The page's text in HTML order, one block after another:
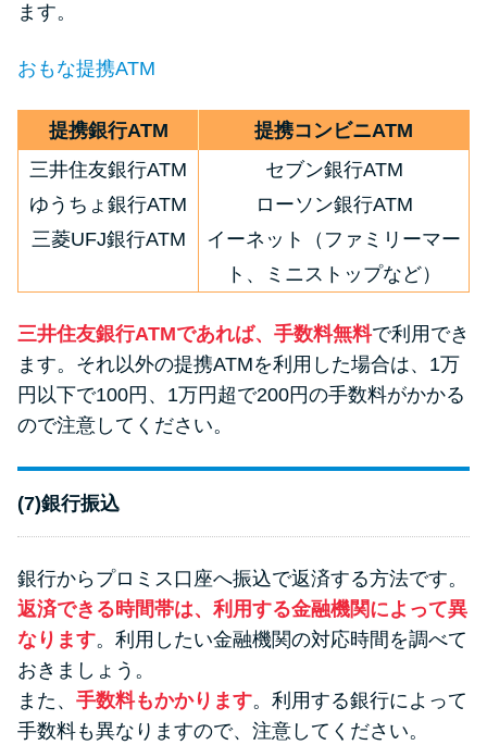
ます。
おもな提携ATM
提携銀行ATM
提携コンビニATM
三井住友銀行ATM
ゆうちょ銀行ATM
三菱UFJ銀行ATM
セブン銀行ATM
ローソン銀行ATM
イーネット（ファミリーマー
ト、ミニストップなど）
三井住友銀行ATMであれば、手数料無料で利用でき
ます。それ以外の提携ATMを利用した場合は、1万
円以下で100円、1万円超で200円の手数料がかかる
ので注意してください。
(7)銀行振込
銀行からプロミス口座へ振込で返済する方法です。
返済できる時間帯は、利用する金融機関によって異
なります。利用したい金融機関の対応時間を調べて
おきましょう。
また、 手数料もかかります。利用する銀行によって
手数料も異なりますので、注意してください。